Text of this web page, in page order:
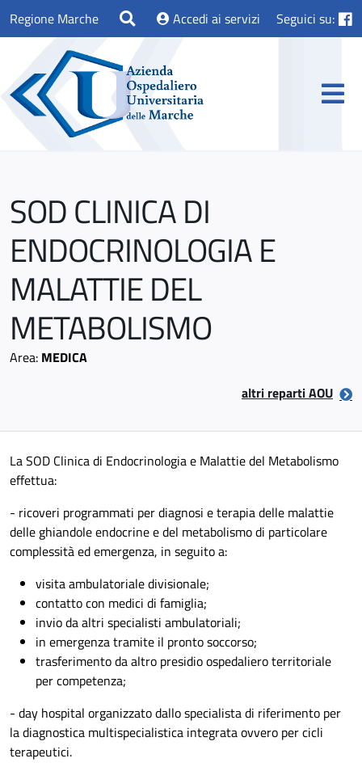
Regione Marche Accedi ai servizi Seguici su:
SOD CLINICA DI
ENDOCRINOLOGIA E
MALATTIE DEL
METABOLISMO
Area: MEDICA
altri reparti AOU
La SOD Clinica di Endocrinologia e Malattie del Metabolismo
effettua:
- ricoveri programmati per diagnosi e terapia delle malattie
delle ghiandole endocrine e del metabolismo di particolare
complessità ed emergenza, in seguito a:
visita ambulatoriale divisionale;
contatto con medici di famiglia;
invio da altri specialisti ambulatoriali;
in emergenza tramite il pronto soccorso;
trasferimento da altro presidio ospedaliero territoriale
per competenza;
- day hospital organizzato dallo specialista di riferimento per
la diagnostica multispecialistica integrata ovvero per cicli
terapeutici.